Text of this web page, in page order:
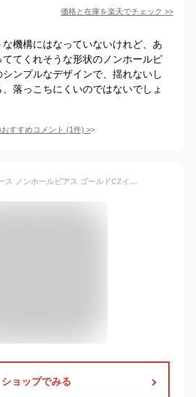
価格と在庫を楽天でチェック >>
機構にはなっていないけれど、あ
てくれそうな形状のノンホールピ
ンプルなデザインで、揺れないし
落っこちにくいのではないでしょ
すすめコメント (1件) >
イヤリング レディース ノンホールピアス ゴールドCZイヤリング 人気 痛くない ティアドロップ 上品 大人 フォーマル キュービックジルコニア クリスタル ノンホール 樹脂 イヤリング 【イアリング】 Miyabi Grace ミヤビグレース
ショップでみる